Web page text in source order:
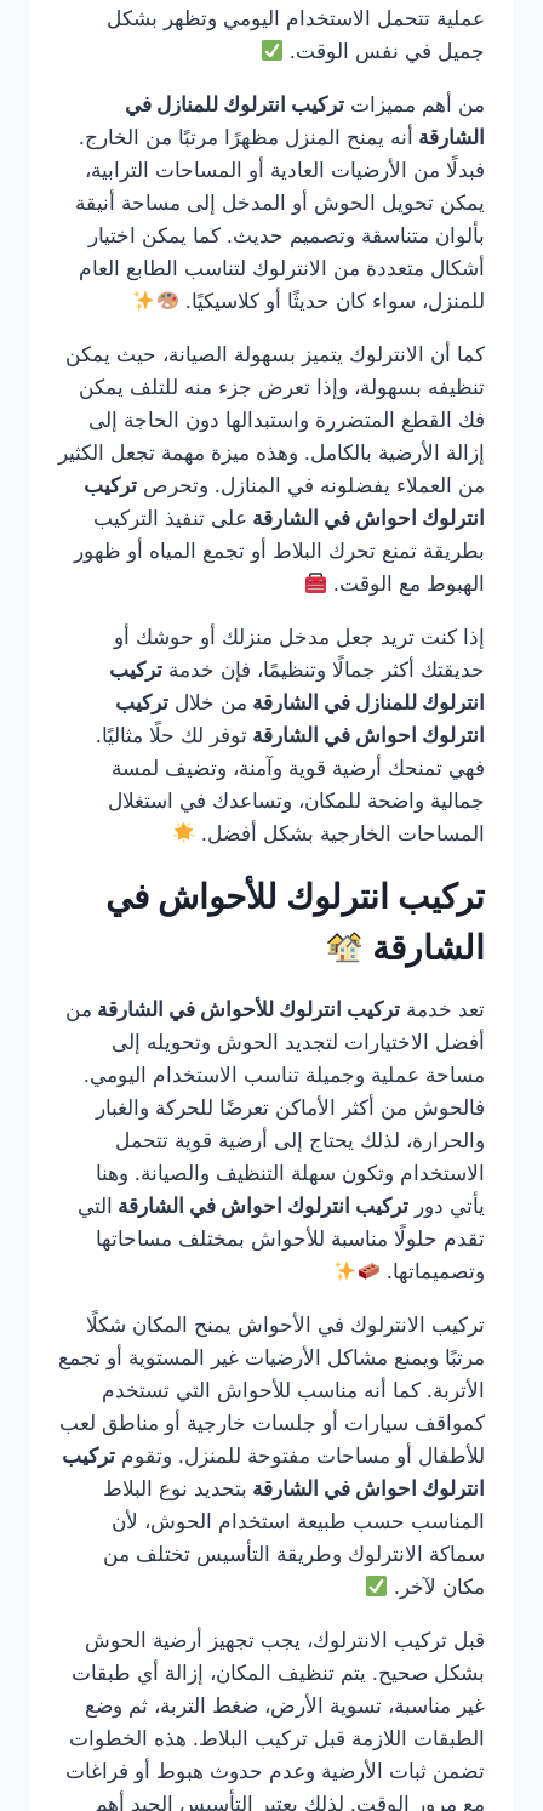
عملية تتحمل الاستخدام اليومي وتظهر بشكل
جميل في نفس الوقت.
من أهم مميزات تركيب انترلوك للمنازل في
الشارقة أنه يمنح المنزل مظهرًا مرتبًا من الخارج.
فبدلًا من الأرضيات العادية أو المساحات الترابية،
يمكن تحويل الحوش أو المدخل إلى مساحة أنيقة
بألوان متناسقة وتصميم حديث. كما يمكن اختيار
أشكال متعددة من الانترلوك لتناسب الطابع العام
للمنزل، سواء كان حديثًا أو كلاسيكيًا.
كما أن الانترلوك يتميز بسهولة الصيانة، حيث يمكن
تنظيفه بسهولة، وإذا تعرض جزء منه للتلف يمكن
فك القطع المتضررة واستبدالها دون الحاجة إلى
إزالة الأرضية بالكامل. وهذه ميزة مهمة تجعل الكثير
من العملاء يفضلونه في المنازل. وتحرص تركيب
انترلوك احواش في الشارقة على تنفيذ التركيب
بطريقة تمنع تحرك البلاط أو تجمع المياه أو ظهور
الهبوط مع الوقت.
إذا كنت تريد جعل مدخل منزلك أو حوشك أو
حديقتك أكثر جمالًا وتنظيمًا، فإن خدمة تركيب
انترلوك للمنازل في الشارقة من خلال تركيب
انترلوك احواش في الشارقة توفر لك حلًا مثاليًا.
فهي تمنحك أرضية قوية وآمنة، وتضيف لمسة
جمالية واضحة للمكان، وتساعدك في استغلال
المساحات الخارجية بشكل أفضل.
تركيب انترلوك للأحواش في
الشارقة
تعد خدمة تركيب انترلوك للأحواش في الشارقة من
أفضل الاختيارات لتجديد الحوش وتحويله إلى
مساحة عملية وجميلة تناسب الاستخدام اليومي.
فالحوش من أكثر الأماكن تعرضًا للحركة والغبار
والحرارة، لذلك يحتاج إلى أرضية قوية تتحمل
الاستخدام وتكون سهلة التنظيف والصيانة. وهنا
يأتي دور تركيب انترلوك احواش في الشارقة التي
تقدم حلولًا مناسبة للأحواش بمختلف مساحاتها
وتصميماتها.
تركيب الانترلوك في الأحواش يمنح المكان شكلًا
مرتبًا ويمنع مشاكل الأرضيات غير المستوية أو تجمع
الأتربة. كما أنه مناسب للأحواش التي تستخدم
كمواقف سيارات أو جلسات خارجية أو مناطق لعب
للأطفال أو مساحات مفتوحة للمنزل. وتقوم تركيب
انترلوك احواش في الشارقة بتحديد نوع البلاط
المناسب حسب طبيعة استخدام الحوش، لأن
سماكة الانترلوك وطريقة التأسيس تختلف من
مكان لآخر.
قبل تركيب الانترلوك، يجب تجهيز أرضية الحوش
بشكل صحيح. يتم تنظيف المكان، إزالة أي طبقات
غير مناسبة، تسوية الأرض، ضغط التربة، ثم وضع
الطبقات اللازمة قبل تركيب البلاط. هذه الخطوات
تضمن ثبات الأرضية وعدم حدوث هبوط أو فراغات
مع مرور الوقت. لذلك يعتبر التأسيس الجيد أهم